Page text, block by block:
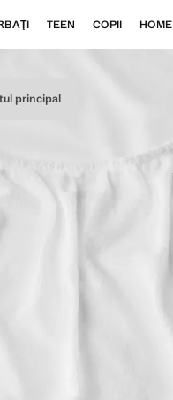
principal
TEEN COPII HOME